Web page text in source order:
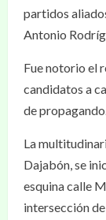
partidos
Antonio
Fue notorio el
candidatos a
de
La
Dajabón, se
esquina calle
intersección